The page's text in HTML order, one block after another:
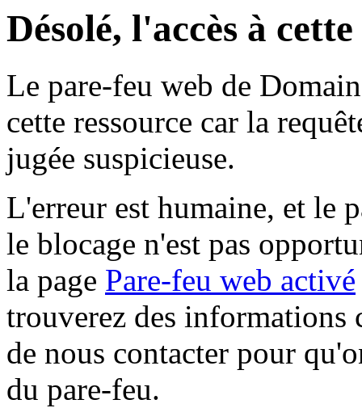
Désolé, l'accès à
Le pare-feu web de
cette ressource car la
jugée suspicieuse.
L'erreur est humaine, et le
le blocage n'est pas
la page Pare-feu web activé
trouverez des informations
de nous contacter pour
du pare-feu.